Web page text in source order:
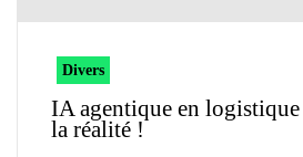
Divers
IA agentique en
la réalité !